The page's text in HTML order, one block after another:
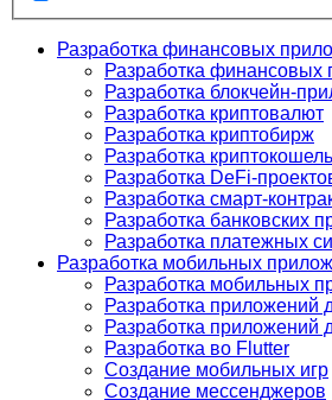
Разработка финансовых
Разработка финансовых
Разработка блокчейн-
Разработка криптовалют
Разработка криптобирж
Разработка
Разработка DeFi-
Разработка смарт-
Разработка банковских
Разработка платежных
Разработка мобильных
Разработка мобильных
Разработка приложений
Разработка приложений
Разработка во Flutter
Создание мобильных игр
Создание мессенджеров